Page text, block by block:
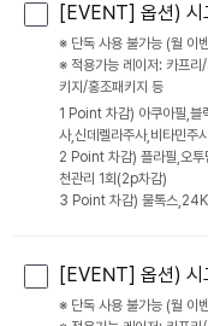
[EVENT] 옵션) 시
※ 단독 사용 불가능 (월 이
※ 적용가능 레이저: 카프리
키지/홍조패키지 등
1 Point 차감) 아쿠아필,블
사,신데렐라주사,비타민주
2 Point 차감) 플라필,오
천관리 1회(2p차감)
3 Point 차감) 물톡스,24K
[EVENT] 옵션) 시
※ 단독 사용 불가능 (월 이